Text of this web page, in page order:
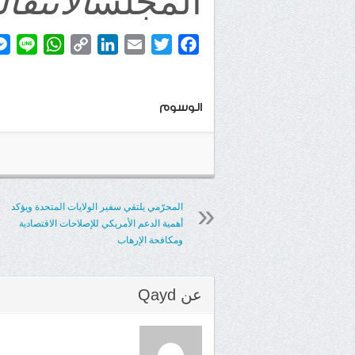
Facebook
Twitter
Email
LinkedIn
Copy
الوسوم
المحرّمي يلتقي سفير الولايات المتحدة ويؤكد
أهمية الدعم الأمريكي للإصلاحات الاقتصادية
ومكافحة الإرهاب
عن Qayd